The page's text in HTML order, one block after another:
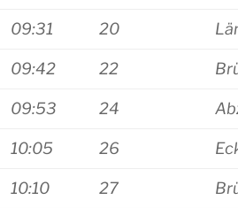
09:31 20
09:42 22
09:53 24
10:05 26
10:10 27